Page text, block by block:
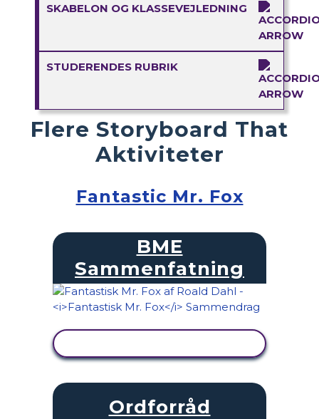
SKABELON OG KLASSEVEJLEDNING
STUDERENDES RUBRIK
Flere Storyboard That
Aktiviteter
Fantastic Mr. Fox
BME
Sammenfatning
Ordforråd